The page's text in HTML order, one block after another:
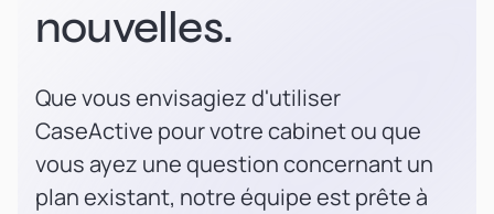
nouvelles.
Que vous envisagiez d'utiliser
CaseActive pour votre cabinet ou que
vous ayez une question concernant un
plan existant, notre équipe est prête à